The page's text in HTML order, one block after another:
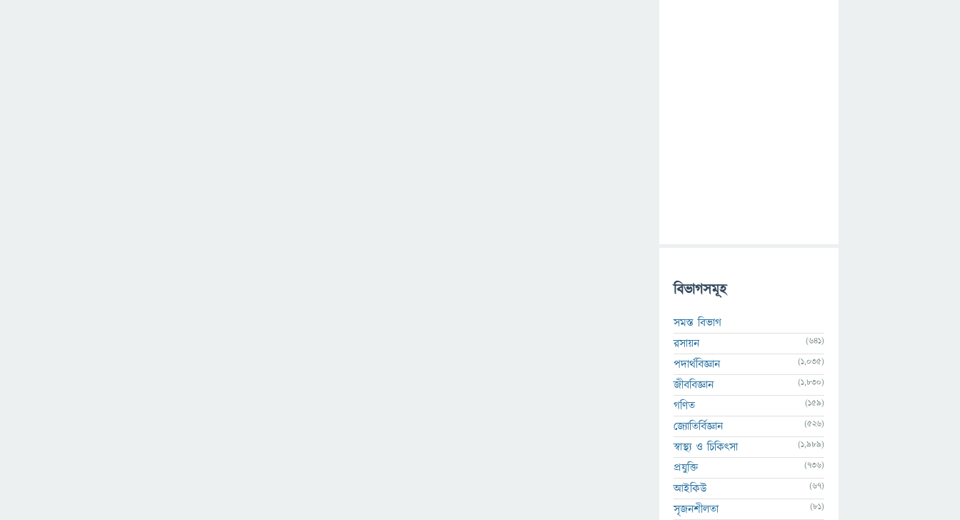
বিভাগসমূহ
সমস্ত বিভাগ
রসায়ন
(641)
পদার্থবিজ্ঞান (1,035)
জীববিজ্ঞান (1,830)
গণিত (159)
জ্যোতির্বিজ্ঞান (526)
স্বাস্থ্য ও চিকিৎসা (1,989)
প্রযুক্তি (736)
আইকিউ (67)
সৃজনশীলতা (81)